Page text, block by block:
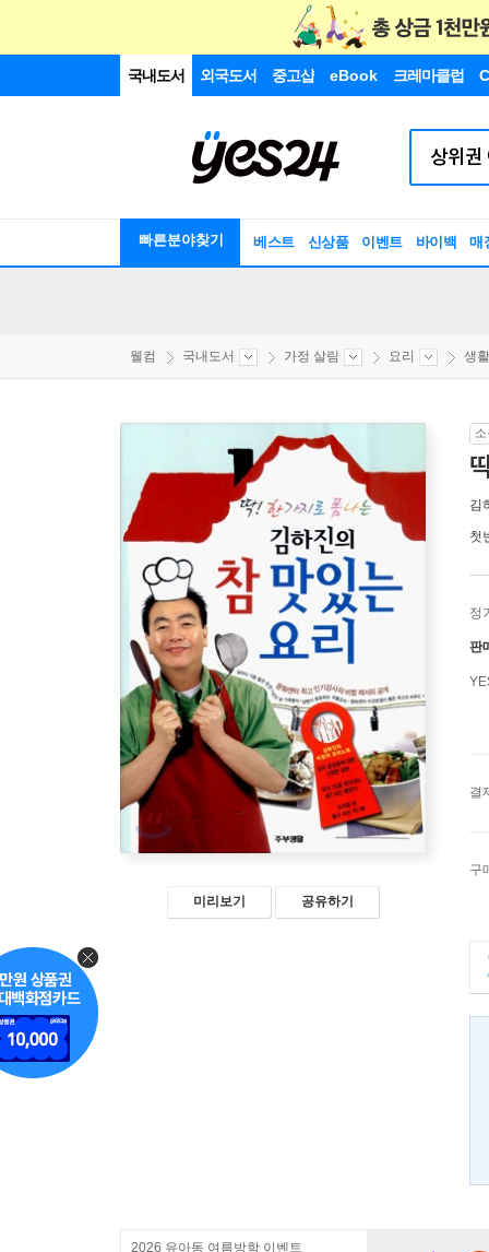
국내도서 외국도서 중고샵 eBook 크레마클럽
빠른분야찾기 베스트 신상품 이벤트 바이백 매
웰컴 국내도서 가정 살림 요리 생
미리보기 공유하기
김
첫
정
판
결
구
2026 유아동 여름방학 이벤트